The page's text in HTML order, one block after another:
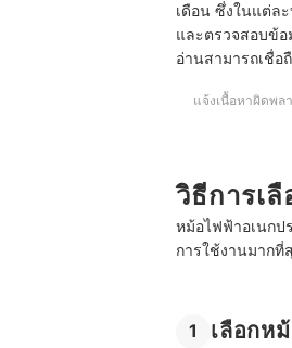
10 หม้อแรงดันไ
เดือน ซึ่งในแต่ล
และตรวจสอบข้
อ่านสามารถเชื่อ
แจ้งเนื้อหาผิดพล
วิธีการเ
หม้อไฟฟ้าอเนกป
การใช้งานมากที่
1 เลือกห